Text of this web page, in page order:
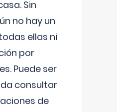
Sin
no hay un
ellas ni
por
Puede ser
consultar
de